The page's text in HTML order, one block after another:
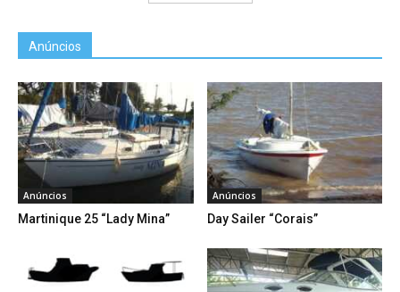
Anúncios
Anúncios
Martinique 25 “Lady Mina”
Anúncios
Day Sailer “Corais”